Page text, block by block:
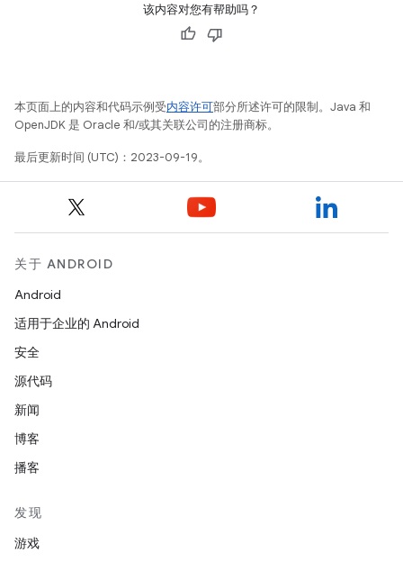
该内容对您有帮助吗？
本页面上的内容和代码示例受内容许可部分所述许可的限制。Java 和
OpenJDK 是 Oracle 和/或其关联公司的注册商标。
最后更新时间 (UTC)：2023-09-19。
关于 ANDROID
Android
适用于企业的 Android
安全
源代码
新闻
博客
播客
发现
游戏